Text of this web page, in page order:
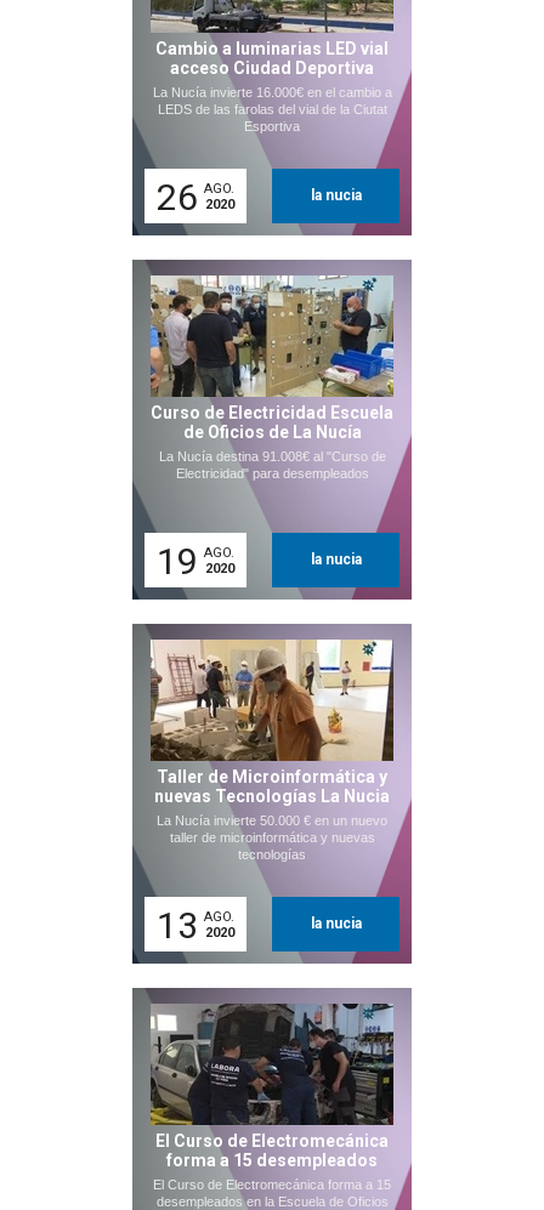
Cambio a luminarias LED vial
acceso Ciudad Deportiva
La Nucía invierte 16.000€ en el cambio a
LEDS de las farolas del vial de la Ciutat
Esportiva
26 AGO.
2020
la nucia
Curso de Electricidad Escuela
de Oficios de La Nucía
La Nucía destina 91.008€ al "Curso de
Electricidad" para desempleados
19 AGO.
2020
la nucia
Taller de Microinformática y
nuevas Tecnologías La Nucia
La Nucía invierte 50.000 € en un nuevo
taller de microinformática y nuevas
tecnologías
13 AGO.
2020
la nucia
El Curso de Electromecánica
forma a 15 desempleados
El Curso de Electromecánica forma a 15
desempleados en la Escuela de Oficios